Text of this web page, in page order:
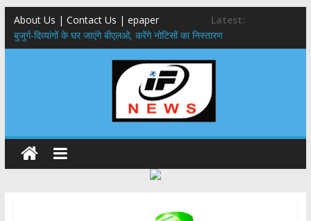
About Us | Contact Us | epaper
Latest:
बुजुर्ग-दिव्यांगों के घर जाएंगे बीएलओ, करेंगे नोटिसों का निस्तारण
24×7 अलर्ट मोड में रहें अधिकारी-मुख्य सचिव मानसून-एसईओसी से मुख्य सचिव ने
की विस्तृत समीक्षा कहा-बंद सड़कों को शीघ्र खोला जाए, लोगों को न हो दिक्कत
459 करोड़ से एचएनबी गढ़वाल विश्वविद्यालय में अनुसंधान संरचना होगी सुदृढ,उच्च
शिक्षा मंत्री धन सिंह रावत ने नवनियुक्त केन्द्रीय शिक्षा मंत्री से की मुलाकात
मुख्यमंत्री से महानिदेशक एनसीसी ने की शिष्टाचार भेंट,उत्तराखण्ड में एनसीसी के
विस्तार एवं आधुनिक आधारभूत संरचना के विकास पर हुई महत्वपूर्ण चर्चा
एमडीडीए बोर्ड बैठक, देहरादून और मसूरी के विकास के लिए 25 बड़े प्रस्तावों को मिली
हरी झंडी